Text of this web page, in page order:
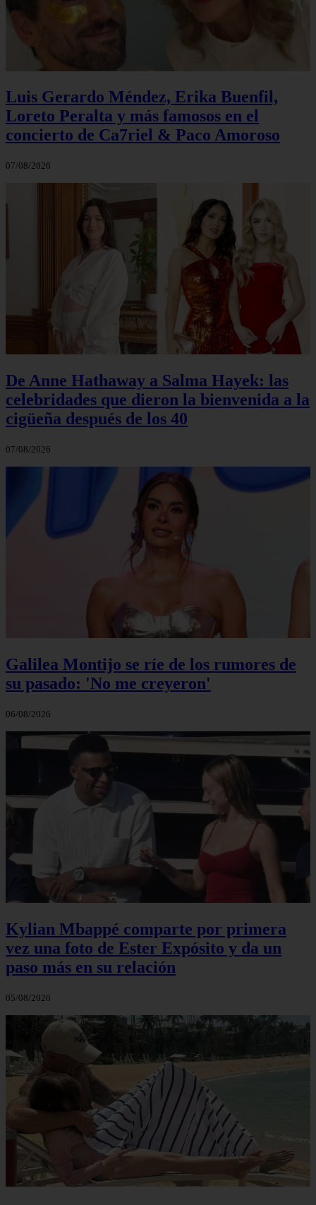
Luis Gerardo Méndez, Erika Buenfil,
Loreto Peralta y más famosos en el
concierto de Ca7riel & Paco Amoroso
07/08/2026
De Anne Hathaway a Salma Hayek: las
celebridades que dieron la bienvenida a la
cigüeña después de los 40
07/08/2026
Galilea Montijo se ríe de los rumores de
su pasado: 'No me creyeron'
06/08/2026
Kylian Mbappé comparte por primera
vez una foto de Ester Expósito y da un
paso más en su relación
05/08/2026